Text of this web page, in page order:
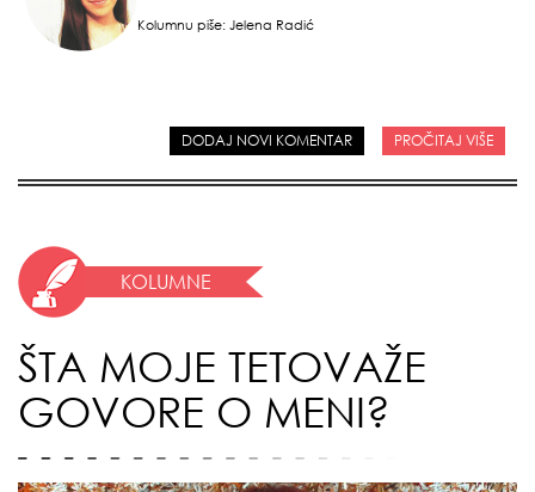
Kolumnu piše: Jelena Radić
DODAJ NOVI KOMENTAR PROČITAJ VIŠE
KOLUMNE
ŠTA MOJE TETOVAŽE
GOVORE O MENI?